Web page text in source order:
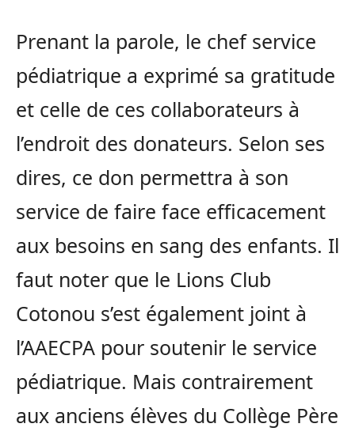
Prenant la parole, le chef service
pédiatrique a exprimé sa gratitude
et celle de ces collaborateurs à
l’endroit des donateurs. Selon ses
dires, ce don permettra à son
service de faire face efficacement
aux besoins en sang des enfants. Il
faut noter que le Lions Club
Cotonou s’est également joint à
l’AAECPA pour soutenir le service
pédiatrique. Mais contrairement
aux anciens élèves du Collège Père